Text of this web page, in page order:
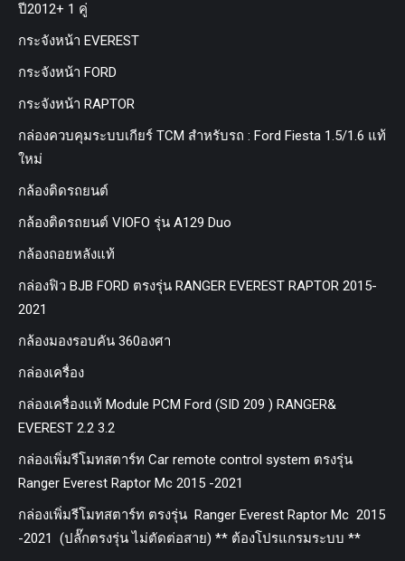
ปี2012+ 1 คู่
กระจังหน้า EVEREST
กระจังหน้า FORD
กระจังหน้า RAPTOR
กล่องควบคุมระบบเกียร์ TCM สำหรับรถ : Ford Fiesta 1.5/1.6 แท้
ใหม่
กล้องติดรถยนต์
กล้องติดรถยนต์ VIOFO รุ่น A129 Duo
กล้องถอยหลังแท้
กล่องฟิว BJB FORD ตรงรุ่น RANGER EVEREST RAPTOR 2015-
2021
กล้องมองรอบคัน 360องศา
กล่องเครื่อง
กล่องเครื่องแท้ Module PCM Ford (SID 209 ) RANGER&
EVEREST 2.2 3.2
กล่องเพิ่มรีโมทสตาร์ท Car remote control system ตรงรุ่น
Ranger Everest Raptor Mc 2015 -2021
กล่องเพิ่มรีโมทสตาร์ท ตรงรุ่น Ranger Everest Raptor Mc 2015
-2021 (ปลั๊กตรงรุ่น ไม่ตัดต่อสาย) ** ต้องโปรแกรมระบบ **